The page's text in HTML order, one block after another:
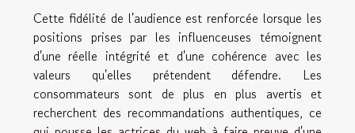
Cette fidélité de l'audience est renforcée lorsque les
positions prises par les influenceuses témoignent
d'une réelle intégrité et d'une cohérence avec les
valeurs qu'elles prétendent défendre. Les
consommateurs sont de plus en plus avertis et
recherchent des recommandations authentiques, ce